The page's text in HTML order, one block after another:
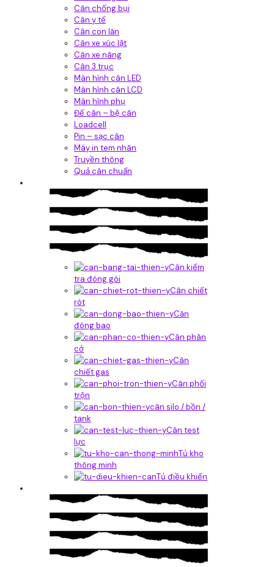
Cân chống bụi
Cân y tế
Cân con lăn
Cân xe xúc lật
Cân xe nâng
Cân 3 trục
Màn hình cân LED
Màn hình cân LCD
Màn hình phụ
Đế cân – bệ cân
Loadcell
Pin – sạc cân
Máy in tem nhãn
Truyền thông
Quả cân chuẩn
Cân kiểm
tra đóng gói
Cân chiết
rót
Căn
đóng bao
Cân phân
cở
Cân
chiết gas
Cân phối
trộn
cân silo / bồn /
tank
Cân test
lực
Tủ kho
thông minh
Tủ điều khiển